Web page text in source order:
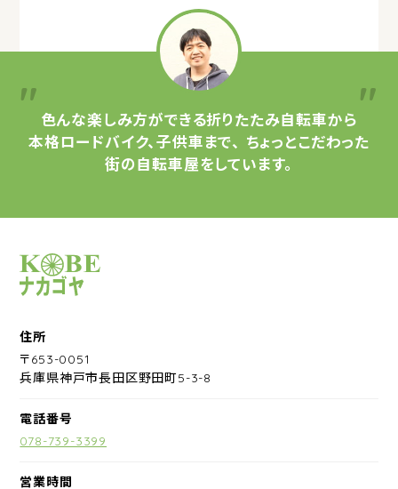
色んな楽しみ方ができる折りたたみ自転車から
本格ロードバイク、子供車まで、 ちょっとこだわった
街の自転車屋をしています。
サイクルショップナカゴヤ
住所
〒653-0051
兵庫県神戸市長田区野田町5-3-8
電話番号
078-739-3399
営業時間